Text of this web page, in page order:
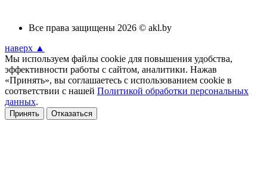
Все права защищены 2026 © akl.by
наверх ▲
Мы используем файлы cookie для повышения удобства,
эффективности работы с сайтом, аналитики. Нажав
«Принять», вы соглашаетесь с использованием cookie в
соответствии с нашей Политикой обработки персональных
данных.
Принять Отказаться